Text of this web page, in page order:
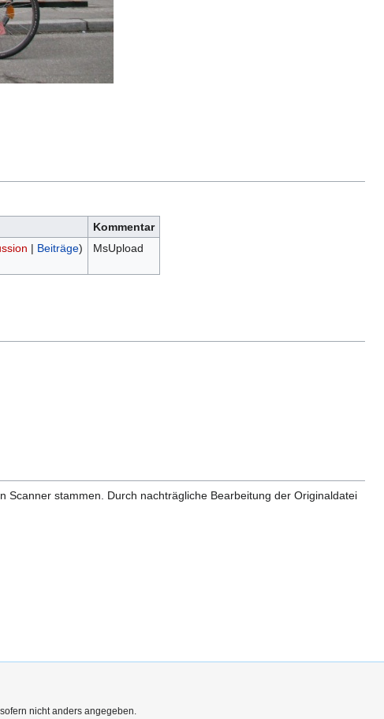
Kommentar
| Beiträge) MsUpload
stammen. Durch nachträgliche Bearbeitung der Originaldatei
nicht anders angegeben.